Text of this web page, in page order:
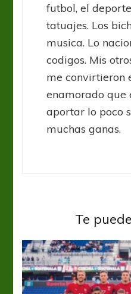
futbol, el
tatuajes. Los
musica. Lo
codigos. Mis
me convirtieron
enamorado que
aportar lo poco
muchas ganas.
Te